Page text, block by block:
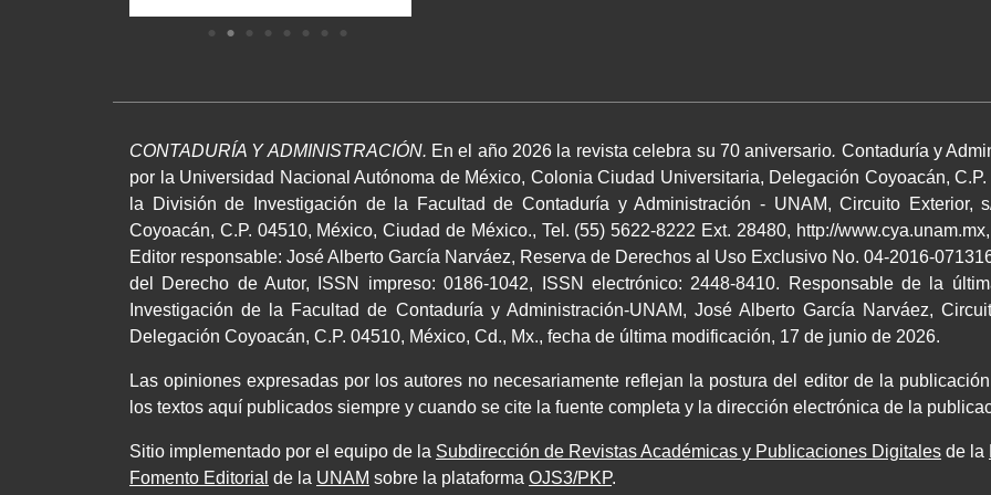
CONTADURÍA Y ADMINISTRACIÓN. En el año 2026 la revista celebra su 70 aniversario. Contaduría y
por la Universidad Nacional Autónoma de México, Colonia Ciudad Universitaria, Delegación Coyoacán,
la División de Investigación de la Facultad de Contaduría y Administración - UNAM, Circuito Exterior,
Coyoacán, C.P. 04510, México, Ciudad de México., Tel. (55) 5622-8222 Ext. 28480, http://
Editor responsable: José Alberto García Narváez, Reserva de Derechos al Uso Exclusivo No. 04-2016-
del Derecho de Autor, ISSN impreso: 0186-1042, ISSN electrónico: 2448-8410. Responsable de la
Investigación de la Facultad de Contaduría y Administración-UNAM, José Alberto García Narváez,
Delegación Coyoacán, C.P. 04510, México, Cd., Mx., fecha de última modificación, 17 de junio de 2026.
Las opiniones expresadas por los autores no necesariamente reflejan la postura del editor de la
los textos aquí publicados siempre y cuando se cite la fuente completa y la dirección electrónica de la
Sitio implementado por el equipo de la Subdirección de Revistas Académicas y Publicaciones Digitales de la
Fomento Editorial de la UNAM sobre la plataforma OJS3/PKP.